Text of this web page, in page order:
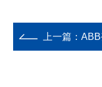
上一篇：